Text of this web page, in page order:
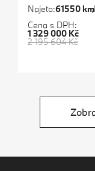
Najeto:61550 km
Cena s DPH:
2 195 604 Kč
1 329 000 Kč